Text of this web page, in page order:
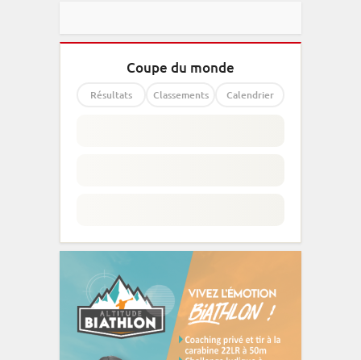
Coupe du monde
Résultats Classements Calendrier